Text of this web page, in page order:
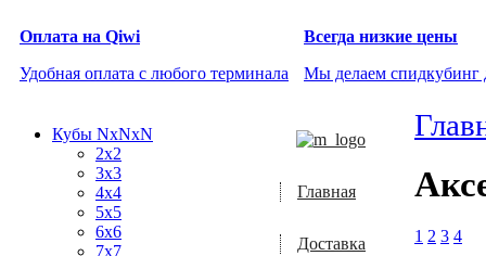
Оплата на Qiwi
Удобная оплата с любого терминала
Всегда низкие цены
Мы делаем спидкубинг
Кубы NxNxN
2x2
3x3
4x4
5x5
6x6
7x7
1 2 3 4
Главная
Доставка